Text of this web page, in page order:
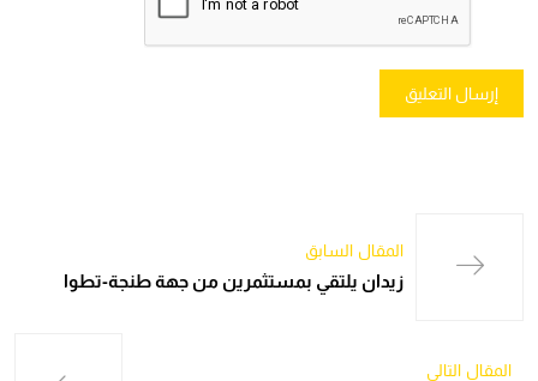
المقال السابق
زيدان يلتقي بمستثمرين من جهة طنجة-تطوا
المقال التالي